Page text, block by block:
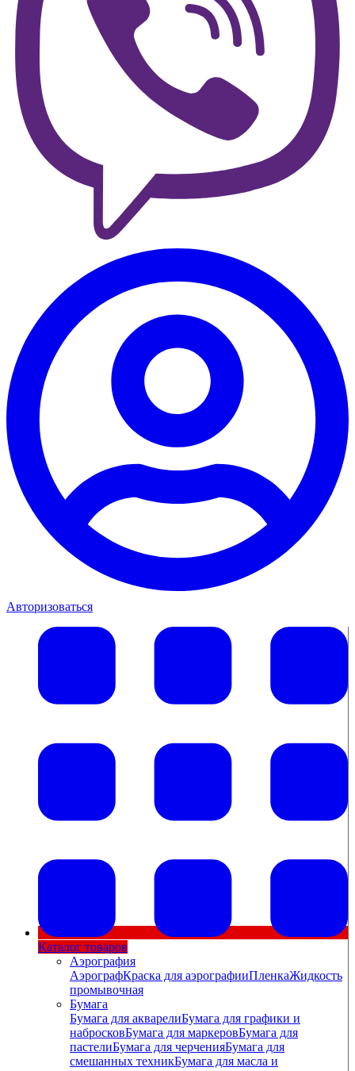
Авторизоваться
Каталог товаров
Аэрография
АэрографКраска для аэрографииПленкаЖидкость
промывочная
Бумага
Бумага для акварелиБумага для графики и
набросковБумага для маркеровБумага для
пастелиБумага для черченияБумага для
смешанных техникБумага для масла и